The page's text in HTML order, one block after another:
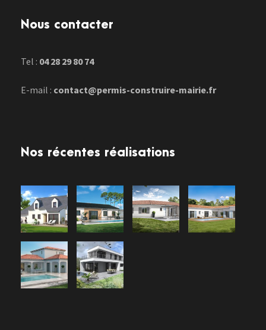
Nous contacter
Tel : 04 28 29 80 74
E-mail : contact@permis-construire-mairie.fr
Nos récentes réalisations